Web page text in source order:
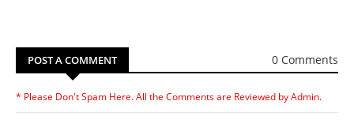
POST A COMMENT 0 Comments
* Please Don't Spam Here. All the Comments are Reviewed by Admin.